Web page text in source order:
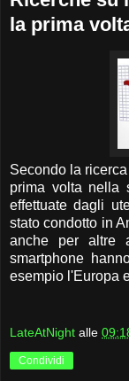
la prima
Secondo la
prima volta nella
effettuate dagli
stato condotto in
anche per altre
smartphone
esempio l'Europa
LateAtNight alle
Condividi